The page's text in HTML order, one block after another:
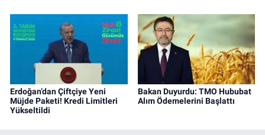
Erdoğan’dan Çiftçiye Yeni
Müjde Paketi! Kredi Limitleri
Yükseltildi
Bakan Duyurdu: TMO Hububat
Alım Ödemelerini Başlattı